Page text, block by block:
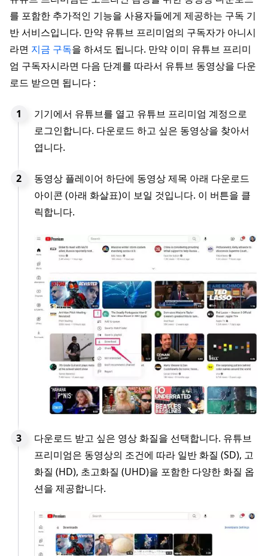
를 포함한 추가적인 기능을 사용자들에게 제공하는 구독 기
반 서비스입니다. 만약 유튜브 프리미엄의 구독자가 아니시
라면 지금 구독을 하셔도 됩니다. 만약 이미 유튜브 프리미
엄 구독자시라면 다음 단계를 따라서 유튜브 동영상을 다운
로드 받으면 됩니다 :
기기에서 유튜브를 열고 유튜브 프리미엄 계정으로
로그인합니다. 다운로드 하고 싶은 동영상을 찾아서
엽니다.
동영상 플레이어 하단에 동영상 제목 아래 다운로드
아이콘 (아래 화살표)이 보일 것입니다. 이 버튼을 클
릭합니다.
다운로드 받고 싶은 영상 화질을 선택합니다. 유튜브
프리미엄은 동영상의 조건에 따라 일반 화질 (SD), 고
화질 (HD), 초고화질 (UHD)을 포함한 다양한 화질 옵
션을 제공합니다.